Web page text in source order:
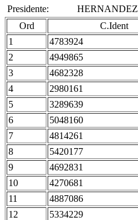
Presidente:
HERNANDEZ
Ord
C.Ident
1
4783924
2 4949865
3 4682328
4 2980161
5 3289639
6 5048160
7 4814261
8 5420177
9 4692831
10 4270681
11 4887086
12 5334229